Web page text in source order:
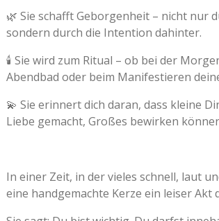
🌿 Sie schafft Geborgenheit – nicht nur
sondern durch die Intention dahinter.
🕯️ Sie wird zum Ritual – ob bei der
Abendbad oder beim Manifestieren
💫 Sie erinnert dich daran, dass kleine
Liebe gemacht, Großes bewirken
In einer Zeit, in der vieles schnell, laut
eine handgemachte Kerze ein leiser Akt